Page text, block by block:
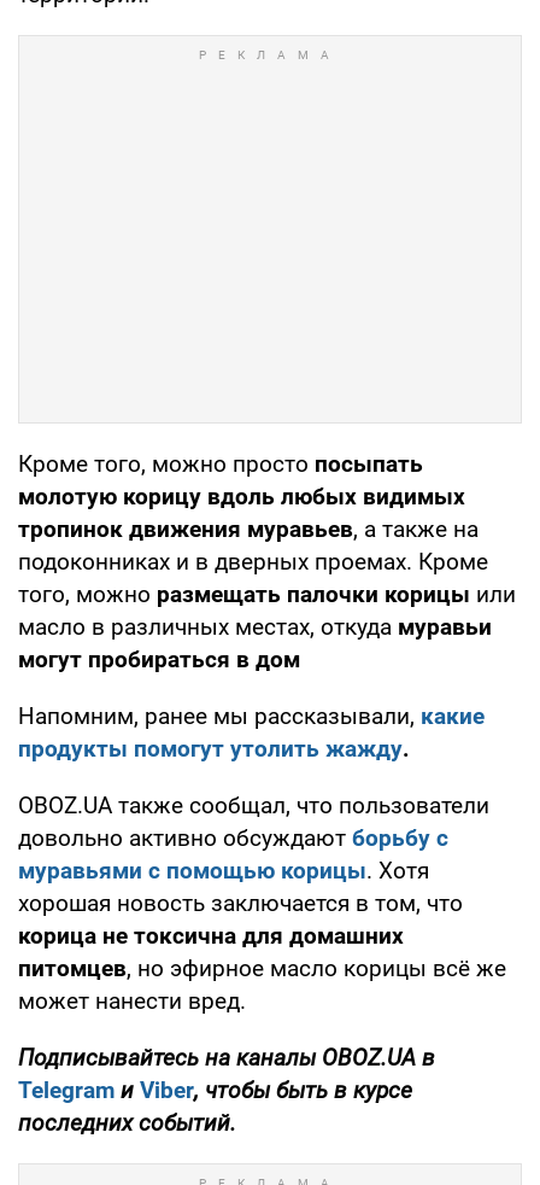
Кроме того, можно просто посыпать
молотую корицу вдоль любых видимых
тропинок движения муравьев, а также на
подоконниках и в дверных проемах. Кроме
того, можно размещать палочки корицы или
масло в различных местах, откуда муравьи
могут пробираться в дом
Напомним, ранее мы рассказывали, какие
продукты помогут утолить жажду.
OBOZ.UA также сообщал, что пользователи
довольно активно обсуждают борьбу с
муравьями с помощью корицы. Хотя
хорошая новость заключается в том, что
корица не токсична для домашних
питомцев, но эфирное масло корицы всё же
может нанести вред.
Подписывайтесь на каналы OBOZ.UA в
Telegram и Viber, чтобы быть в курсе
последних событий.